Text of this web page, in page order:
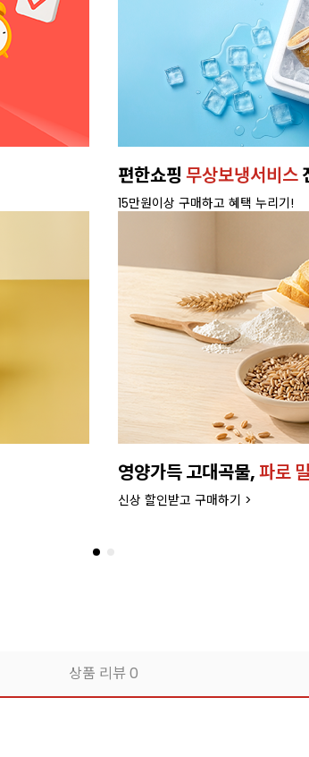
새벽배송으로,빠르게 받아
배달 가능 지역 확인하기>
버터로 만든프리미엄 케
더 좋은 품질과 맛으로 업그레드 되었
상품 리뷰0